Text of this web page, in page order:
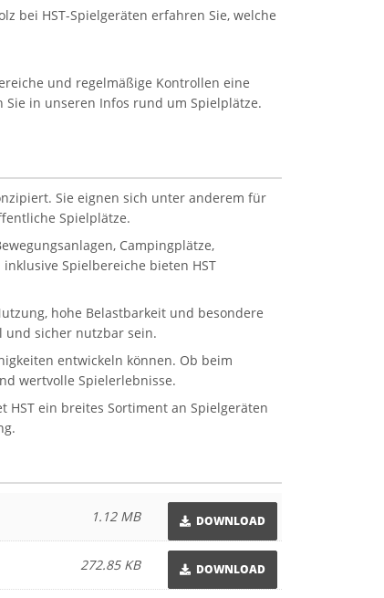
bei HST-Spielgeräten erfahren Sie, welche
und regelmäßige Kontrollen eine
in unseren Infos rund um Spielplätze.
Sie eignen sich unter anderem für
Spielplätze.
Campingplätze,
Spielbereiche bieten HST
hohe Belastbarkeit und besondere
und sicher nutzbar sein.
entwickeln können. Ob beim
wertvolle Spielerlebnisse.
HST ein breites Sortiment an Spielgeräten
DOWNLOAD
1.12 MB
DOWNLOAD
272.85 KB